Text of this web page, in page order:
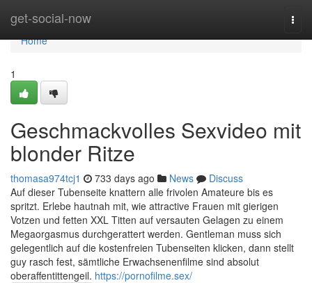
get-social-now
Home
Home
1
Geschmackvolles Sexvideo mit
blonder Ritze
thomasa974tcj1 733 days ago News
Discuss
Auf dieser Tubenseite knattern alle frivolen Amateure bis es
spritzt. Erlebe hautnah mit, wie attractive Frauen mit gierigen
Votzen und fetten XXL Titten auf versauten Gelagen zu einem
Megaorgasmus durchgerattert werden. Gentleman muss sich
gelegentlich auf die kostenfreien Tubenseiten klicken, dann stellt
guy rasch fest, sämtliche Erwachsenenfilme sind absolut
oberaffentittengeil. https://pornofilme.sex/